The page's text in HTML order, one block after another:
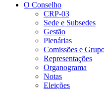
O Conselho
CRP-03
Sede e Subsedes
Gestão
Plenárias
Comissões e
Representações
Organograma
Notas
Eleições